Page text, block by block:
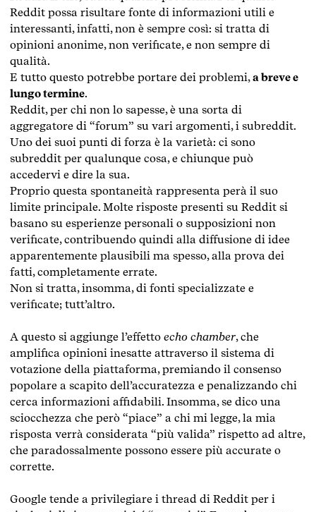
Reddit possa risultare fonte di informazioni utili e
interessanti, infatti, non è sempre così: si tratta di
opinioni anonime, non verificate, e non sempre di
qualità.
E tutto questo potrebbe portare dei problemi,a breve e
lungo termine.
Reddit, per chi non lo sapesse, è una sorta di
aggregatore di “forum” su vari argomenti, i subreddit.
Uno dei suoi punti di forza è la varietà: ci sono
subreddit per qualunque cosa, e chiunque può
accedervi e dire la sua.
Proprio questa spontaneità rappresenta perà il suo
limite principale. Molte risposte presenti su Reddit si
basano su esperienze personali o supposizioni non
verificate, contribuendo quindi alla diffusione di idee
apparentemente plausibili ma spesso, alla prova dei
fatti, completamente errate.
Non si tratta, insomma, di fonti specializzate e
verificate; tutt’altro.
A questo si aggiunge l’effetto echo chamber, che
amplifica opinioni inesatte attraverso il sistema di
votazione della piattaforma, premiando il consenso
popolare a scapito dell’accuratezza e penalizzando chi
cerca informazioni affidabili. Insomma, se dico una
sciocchezza che però “piace” a chi mi legge, la mia
risposta verrà considerata “più valida” rispetto ad altre,
che paradossalmente possono essere più accurate o
corrette.
Google tende a privilegiare i thread di Reddit per i